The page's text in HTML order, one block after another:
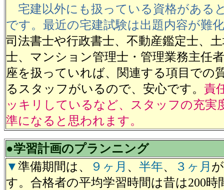
宅建以外にも扱っている資格がある
です。最近の宅建試験は出題内容が難
司法書士や行政書士、不動産鑑定士、
士、マンション管理士・管理業務主任
座を扱っていれば、関連する項目での
るスタッフがいるので、安心です。 責
ッキリしているなど、スタッフの充実
準になると思われます。
●学習計画のプランニング
▼準備期間は、 ９ヶ月 、 半年、 ３ヶ月
す。合格者の平均学習時間は昔は200時